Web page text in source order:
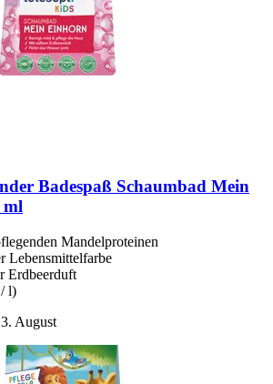
Badespaß Schaumbad Mein
ml
Mandelproteinen
Lebensmittelfarbe
Erdbeerduft
l)
August